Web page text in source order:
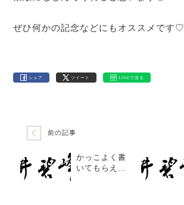
ぜひ何かの記念などにもオススメです♡
シェア ツイート LINEで送る
前の記事
かっこよく書
いてもらえて